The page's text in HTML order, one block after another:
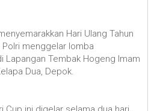
Hari Ulang Tahun
Polri menggelar lomba
Lapangan Tembak Hogeng Imam
Dua, Depok.